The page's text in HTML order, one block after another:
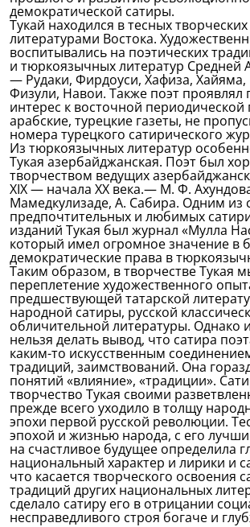
демократической сатиры.
Тукай находился в тесных творческих
литературами Востока.
воспитывались на поэтических
и тюркоязычных литератур Средней
— Рудаки, Фирдоуси, Хафиза,
Физули, Навои. Также поэт проявлял
интерес к восточной периодической
арабские, турецкие газеты, не
номера турецкого сатирического
Из тюркоязычных литератур
Тукая азербайджанская. Поэт был
творчеством ведущих
XIX — начала XX века.— М. Ф.
Мамедкулизаде, А. Сабира. Одним из
предпочтительных и любимых
изданий Тукая был журнал «Мулла
который имел огромное значение в
демократические права в
Таким образом, в творчестве Тукая
переплетение художественного
предшествующей татарской
народной сатиры, русской
обличительной литературы. Однако
нельзя делать вывод, что сатира
каким-то искусственным
традиций, заимствований. Она
понятий «влияние», «традиции».
творчество Тукая своими
прежде всего уходило в толщу
эпохи первой русской революции.
эпохой и жизнью народа, с его
на счастливое будущее определила
национальный характер и лирики и
что касается творческого освоения
традиций других национальных
сделало сатиру его в отрицании
несправедливого строя богаче и